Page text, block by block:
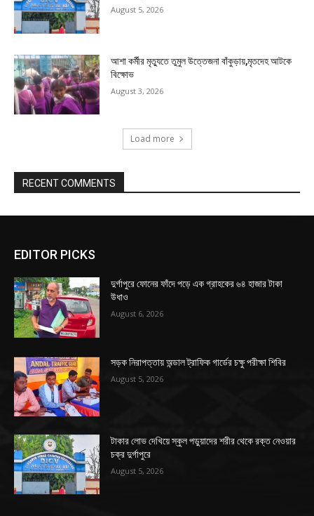
August 5, 2026
আশা কর্মীর মৃত্যুতে তুমুল উত্তেজনা বাঁকুড়ায়,মৃতদেহ আটকে
বিক্ষোভ
August 3, 2026
Load more
RECENT COMMENTS
EDITOR PICKS
দুর্গাপুরে ফোনের ফাঁদে পড়ে এক গ্রাহকের ৬৪ হাজার টাকা
উধাও
August 6, 2026
সড়ক নিরাপত্তায় অন্ডাল ট্রাফিক গার্ডের চক্ষু পরীক্ষা শিবির
August 5, 2026
টাকার লোভ দেখিয়ে স্কুল পড়ুয়াদের শরীর থেকে রক্ত নেওয়ার
চক্র দুর্গাপুরে
August 5, 2026